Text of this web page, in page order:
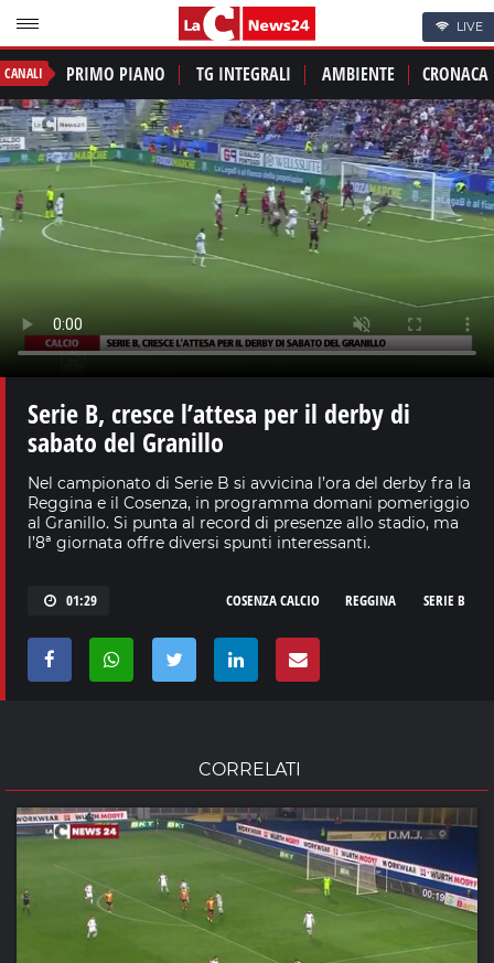
LIVE
CANALI PRIMO PIANO TG INTEGRALI AMBIENTE CRONACA
Serie B, cresce l’attesa per il derby di
sabato del Granillo
Nel campionato di Serie B si avvicina l’ora del derby fra la
Reggina e il Cosenza, in programma domani pomeriggio
al Granillo. Si punta al record di presenze allo stadio, ma
l’8ª giornata offre diversi spunti interessanti.
01:29 SERIE B
REGGINA
COSENZA CALCIO
CORRELATI